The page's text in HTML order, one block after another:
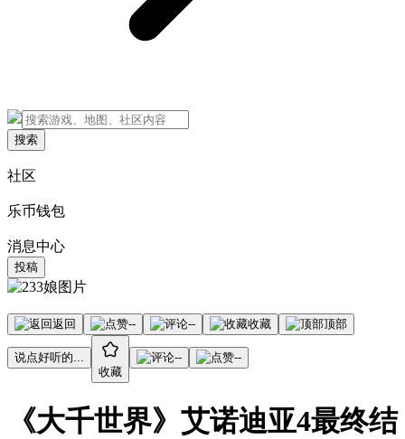
搜索
社区
乐币钱包
消息中心
投稿
返回 -- -- 收藏 顶部
说点好听的...
收藏
-- --
《大千世界》艾诺迪亚4最终结